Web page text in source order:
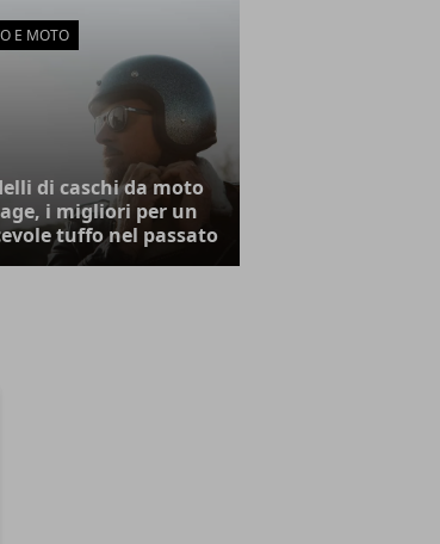
E MOTO
di caschi da moto
i migliori per un
tuffo nel passato